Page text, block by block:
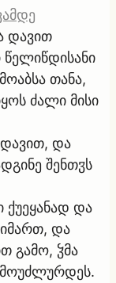
დავით
თანა,
ძალი მისი
და
შენთჳს
ქუეყანად და
და
გამო, ჴმა
მოუძლურდეს.